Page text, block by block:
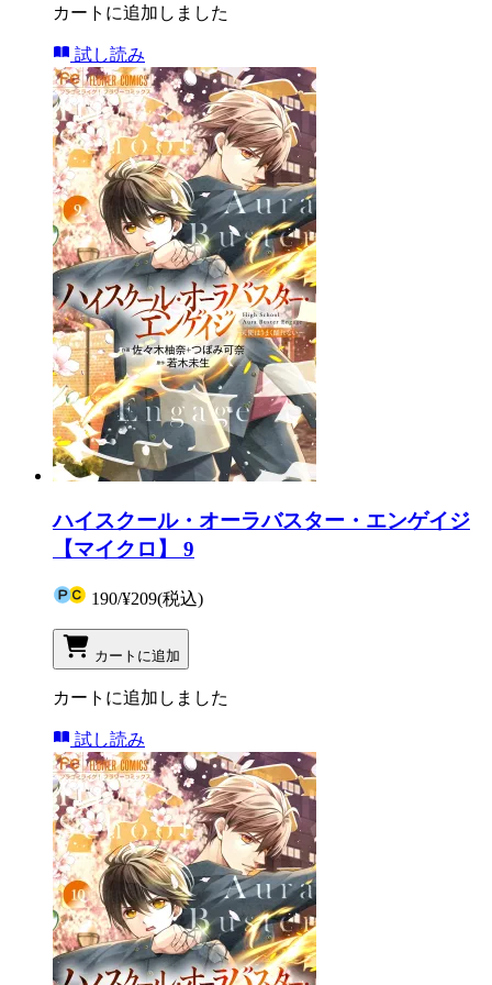
カートに追加しました
試し読み
ハイスクール・オーラバスター・エンゲイジ
【マイクロ】 9
190/¥209(税込)
カートに追加
カートに追加しました
試し読み